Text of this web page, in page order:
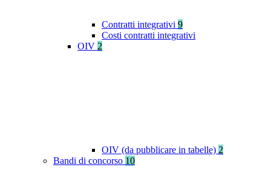
Contratti integrativi 9
Costi contratti integrativi
OIV 2
OIV (da pubblicare in tabelle) 2
Bandi di concorso 10